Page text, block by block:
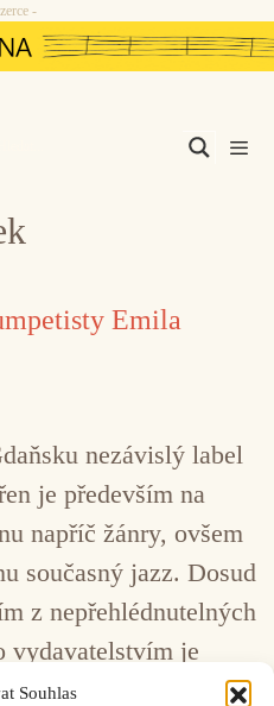
Souhlas
-
Emila
nezávislý label
je především na
napříč žánry, ovšem
současný jazz. Dosud
z nepřehlédnutelných
vydavatelstvím je
Ten se za poslední rok